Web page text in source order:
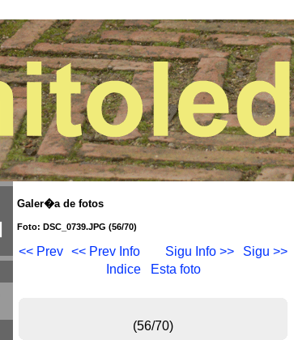
Galer�a de fotos
Foto: DSC_0739.JPG (56/70)
<< Prev << Prev Info Sigu Info >>
Sigu >>
Indice
Esta foto
(56/70)